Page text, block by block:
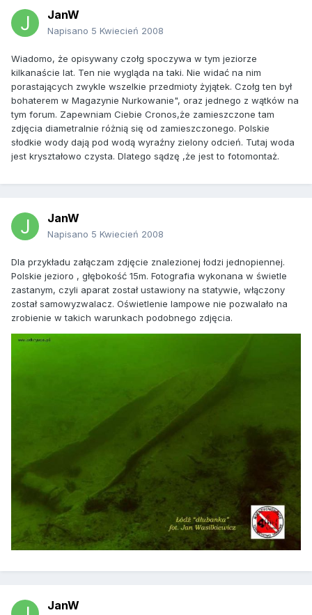
JanW
Napisano 5 Kwiecień 2008
Wiadomo, że opisywany czołg spoczywa w tym jeziorze
kilkanaście lat. Ten nie wygląda na taki. Nie widać na nim
porastających zwykle wszelkie przedmioty żyjątek. Czołg ten był
bohaterem w Magazynie Nurkowanie", oraz jednego z wątków na
tym forum. Zapewniam Ciebie Cronos,że zamieszczone tam
zdjęcia diametralnie różnią się od zamieszczonego. Polskie
słodkie wody dają pod wodą wyraźny zielony odcień. Tutaj woda
jest kryształowo czysta. Dlatego sądzę ,że jest to fotomontaż.
JanW
Napisano 5 Kwiecień 2008
Dla przykładu załączam zdjęcie znalezionej łodzi jednopiennej.
Polskie jezioro , głębokość 15m. Fotografia wykonana w świetle
zastanym, czyli aparat został ustawiony na statywie, włączony
został samowyzwalacz. Oświetlenie lampowe nie pozwalało na
zrobienie w takich warunkach podobnego zdjęcia.
JanW